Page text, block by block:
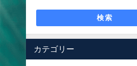
検索
カテゴリー